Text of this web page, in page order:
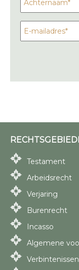
Testament
Arbeidsrecht
Verjaring
Burenrecht
Incasso
Algemene